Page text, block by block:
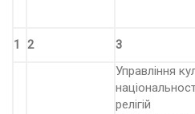
1
2 3
Управління
релігій